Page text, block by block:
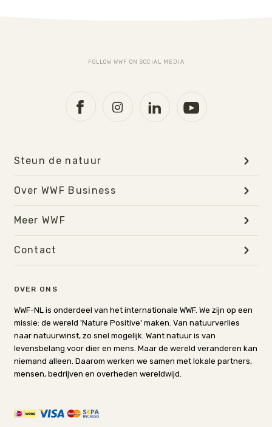
FOLLOW WWF ON SOCIAL MEDIA
OVER ONS
WWF-NL is onderdeel van het internationale WWF. We zijn op een
missie: de wereld 'Nature Positive' maken. Van natuurverlies
naar natuurwinst, zo snel mogelijk. Want natuur is van
levensbelang voor dier en mens. Maar de wereld veranderen kan
niemand alleen. Daarom werken we samen met lokale partners,
mensen, bedrijven en overheden wereldwijd.
Steun de natuur
Over WWF Business
Meer WWF
Contact